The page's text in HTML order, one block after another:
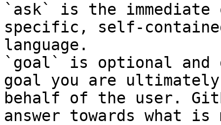
`ask` is the
specific, self-
language.
`goal` is optional and
goal you are
behalf of the user.
answer towards what